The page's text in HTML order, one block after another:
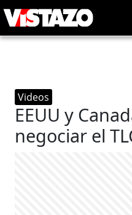
Videos
EEUU y
negociar el